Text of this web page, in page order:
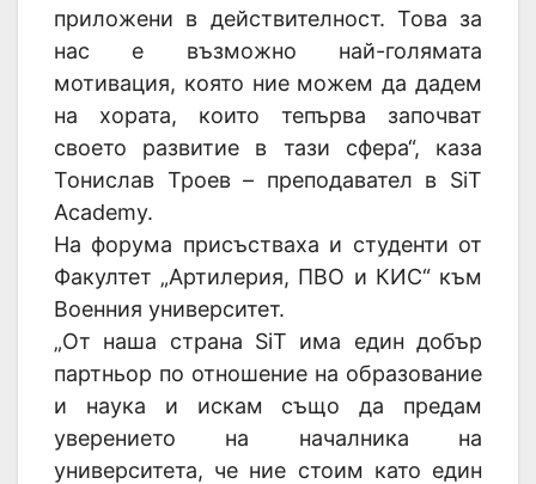
приложени в действителност. Това за
нас е възможно най-голямата
мотивация, която ние можем да дадем
на хората, които тепърва започват
своето развитие в тази сфера“, каза
Тонислав Троев – преподавател в SiT
Academy.
На форума присъстваха и студенти от
Факултет „Артилерия, ПВО и КИС“ към
Военния университет.
„От наша страна SiT има един добър
партньор по отношение на образование
и наука и искам също да предам
уверението на началника на
университета, че ние стоим като един